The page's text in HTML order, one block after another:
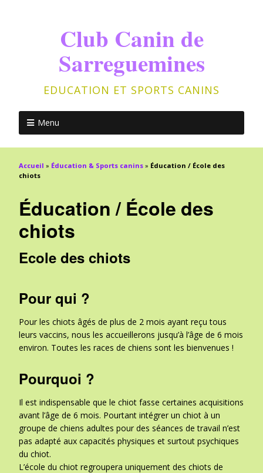
Club Canin de
Sarreguemines
EDUCATION ET SPORTS CANINS
Menu
Accueil » Éducation & Sports canins » Éducation / École des
chiots
Éducation / École des
chiots
Ecole des chiots
Pour qui ?
Pour les chiots âgés de plus de 2 mois ayant reçu tous
leurs vaccins, nous les accueillerons jusqu’à l’âge de 6 mois
environ. Toutes les races de chiens sont les bienvenues !
Pourquoi ?
Il est indispensable que le chiot fasse certaines acquisitions
avant l’âge de 6 mois. Pourtant intégrer un chiot à un
groupe de chiens adultes pour des séances de travail n’est
pas adapté aux capacités physiques et surtout psychiques
du chiot.
L’école du chiot regroupera uniquement des chiots de